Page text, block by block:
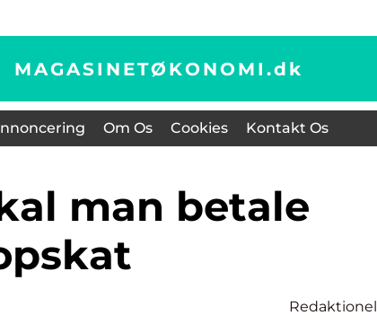
MAGASINETØKONOMI.dk
Om Os Cookies Kontakt Os
Redaktionel